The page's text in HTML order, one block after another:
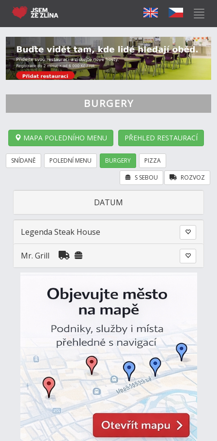
BURGERY
MAPA POLEDNÍHO MENU PŘEHLED RESTAURACÍ
SNÍDANĚ POLEDNÍ MENU BURGERY PIZZA
ROZVOZ
S SEBOU
DATUM
Legenda Steak House
Mr. Grill